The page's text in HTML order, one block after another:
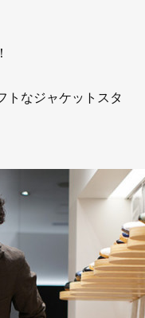
トなジャケットスタ